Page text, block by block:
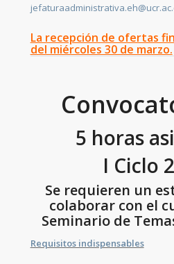
La recepción de ofertas
del miércoles 30 de marzo.
5 horas
I Ciclo
Se requieren un
colaborar con el
Seminario de
Requisitos indispensables